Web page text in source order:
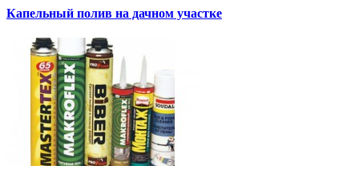
Капельный полив на дачном участке